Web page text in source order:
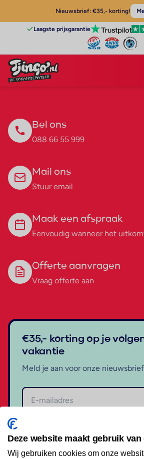
Nieuwsbrief: €35,- korting!
Laagste prijsgarantie
Bel ons
088 66 55 999
Mail ons
Stuur email
Maak een afspraak
Eenvoudig wanneer het
Offerte aanvragen
Vraag offerte aan
€35,- korting op je
vakantie
Meld je aan voor onze nieuwsbrief
Deze website maakt gebruik
Wij gebruiken cookies om onze